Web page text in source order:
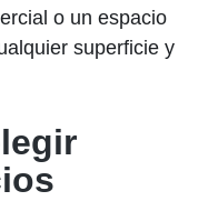
o un espacio
superficie y